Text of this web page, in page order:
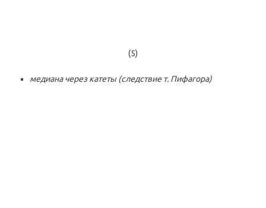
(5)
медиана через катеты (следствие т. Пифагора)